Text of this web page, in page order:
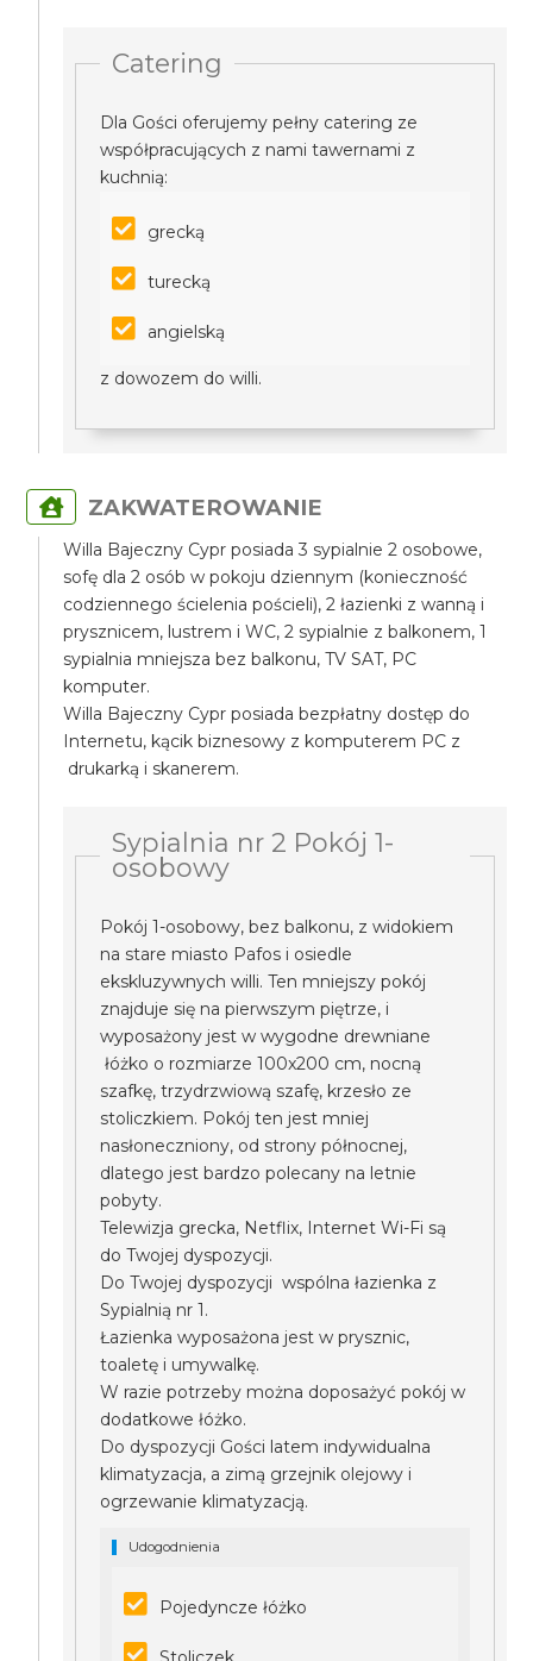
Catering
Dla Gości oferujemy pełny catering ze
współpracujących z nami tawernami z
kuchnią:
grecką
turecką
angielską
z dowozem do willi.
ZAKWATEROWANIE
Willa Bajeczny Cypr posiada 3 sypialnie 2 osobowe,
sofę dla 2 osób w pokoju dziennym (konieczność
codziennego ścielenia pościeli), 2 łazienki z wanną i
prysznicem, lustrem i WC, 2 sypialnie z balkonem, 1
sypialnia mniejsza bez balkonu, TV SAT, PC
komputer.
Willa Bajeczny Cypr posiada bezpłatny dostęp do
Internetu, kącik biznesowy z komputerem PC z
drukarką i skanerem.
Sypialnia nr 2 Pokój 1-
osobowy
Pokój 1-osobowy, bez balkonu, z widokiem
na stare miasto Pafos i osiedle
ekskluzywnych willi. Ten mniejszy pokój
znajduje się na pierwszym piętrze, i
wyposażony jest w wygodne drewniane
łóżko o rozmiarze 100x200 cm, nocną
szafkę, trzydrzwiową szafę, krzesło ze
stoliczkiem. Pokój ten jest mniej
nasłoneczniony, od strony północnej,
dlatego jest bardzo polecany na letnie
pobyty.
Telewizja grecka, Netflix, Internet Wi-Fi są
do Twojej dyspozycji.
Do Twojej dyspozycji wspólna łazienka z
Sypialnią nr 1.
Łazienka wyposażona jest w prysznic,
toaletę i umywalkę.
W razie potrzeby można doposażyć pokój w
dodatkowe łóżko.
Do dyspozycji Gości latem indywidualna
klimatyzacja, a zimą grzejnik olejowy i
ogrzewanie klimatyzacją.
Udogodnienia
Pojedyncze łóżko